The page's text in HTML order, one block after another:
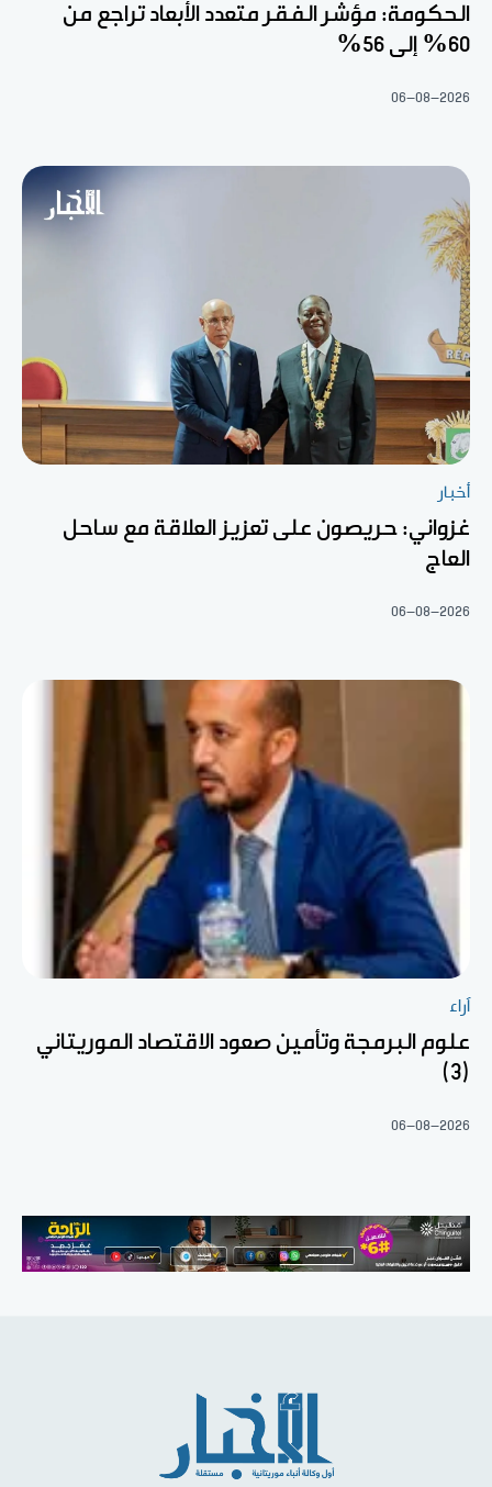
الحكومة: مؤشر الفقر متعدد الأبعاد تراجع من
60% إلى 56%
06-08-2026
أخبار
غزواني: حريصون على تعزيز العلاقة مع ساحل
العاج
06-08-2026
آراء
علوم البرمجة وتأمين صعود الاقتصاد الموريتاني
(3)
06-08-2026